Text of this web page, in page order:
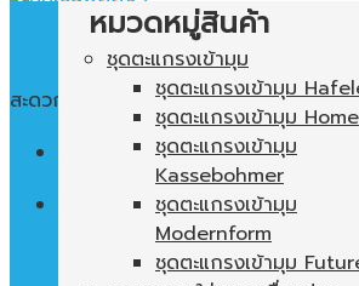
สะดวก ใช้งานง่าย พื้นที่ในตู้ไม่เปล่าประโย
หมวดหมู่สินค้า
ชุดตะแกรงเข้ามุม
ชุดตะแกรงเข้ามุม
ชุดตะแกรงเข้ามุม Home
ชุดตะแกรงเข้ามุม
Kassebohmer
ชุดตะแกรงเข้ามุม
Modernform
ชุดตะแกรงเข้ามุม